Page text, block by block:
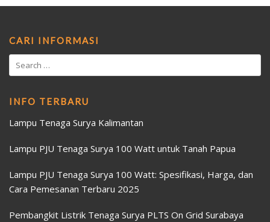
CARI INFORMASI
INFO TERBARU
Lampu Tenaga Surya Kalimantan
Lampu PJU Tenaga Surya 100 Watt untuk Tanah Papua
Lampu PJU Tenaga Surya 100 Watt: Spesifikasi, Harga, dan
Cara Pemesanan Terbaru 2025
Pembangkit Listrik Tenaga Surya PLTS On Grid Surabaya